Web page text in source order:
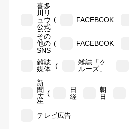
喜多
川リ
ュウ
公式
SNS
( FACEBOOK
その
他の
SNS
( FACEBOOK
雑誌
媒体
(
雑誌「ク
ルーズ」
新
聞
広
告
(
日
経
朝
日
テレビ広告